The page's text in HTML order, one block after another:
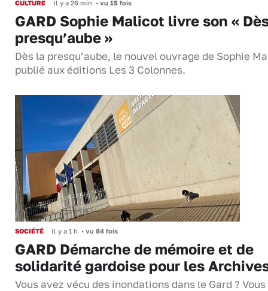
CULTURE Il y a 26 min • vu 15 fois
GARD Sophie Malicot livre son «
presqu’aube »
Dès la presqu’aube, le nouvel ouvrage de Sophie
publié aux éditions Les 3 Colonnes.
SOCIÉTÉ Il y a 1 h • vu 84 fois
GARD Démarche de mémoire et de
solidarité gardoise pour les
Vous avez vécu des inondations dans le Gard ? Vous